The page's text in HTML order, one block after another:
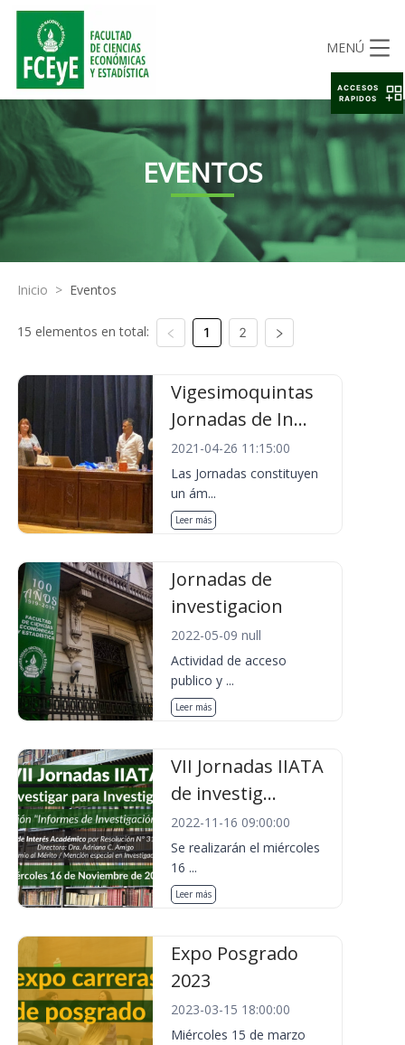
MENÚ
EVENTOS
Inicio > Eventos
15 elementos en total: 1 2
Vigesimoquintas
Jornadas de In...
2021-04-26 11:15:00
Las Jornadas constituyen
un ám...
Leer más
Jornadas de
investigacion
2022-05-09 null
Actividad de acceso
publico y ...
Leer más
VII Jornadas IIATA
de investig...
2022-11-16 09:00:00
Se realizarán el miércoles
16 ...
Leer más
Expo Posgrado
2023
2023-03-15 18:00:00
Miércoles 15 de marzo
ACCESOS
RAPIDOS